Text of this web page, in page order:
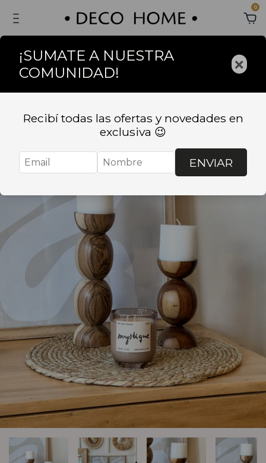
0
¡SUMATE A NUESTRA
COMUNIDAD!
×
Recibí todas las ofertas y novedades en
exclusiva 😉
ENVIAR